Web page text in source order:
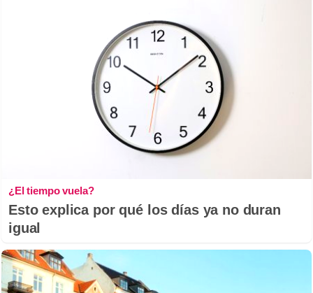
¿El tiempo vuela?
Esto explica por qué los días ya no duran
igual